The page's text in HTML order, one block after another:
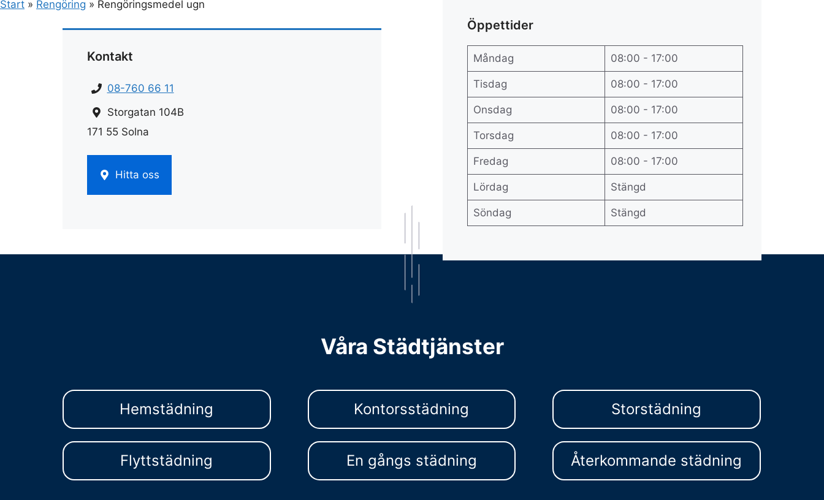
Start » Rengöring » Rengöringsmedel ugn
Kontakt
08-760 66 11
Storgatan 104B
171 55 Solna
Hitta oss
Öppettider
Måndag 08:00 - 17:00
Tisdag 08:00 - 17:00
Onsdag 08:00 - 17:00
Torsdag 08:00 - 17:00
Fredag 08:00 - 17:00
Lördag Stängd
Söndag Stängd
Våra Städtjänster
Hemstädning Kontorsstädning Storstädning
Flyttstädning En gångs städning Återkommande städning